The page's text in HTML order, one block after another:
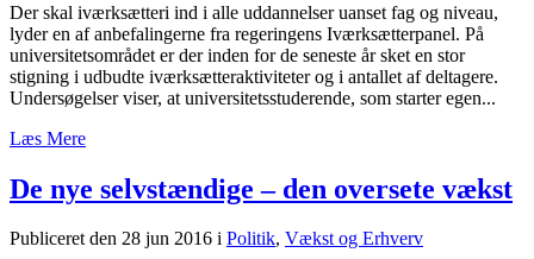
Der skal iværksætteri ind i alle uddannelser uanset fag og niveau,
lyder en af anbefalingerne fra regeringens Iværksætterpanel. På
universitetsområdet er der inden for de seneste år sket en stor
stigning i udbudte iværksætteraktiviteter og i antallet af deltagere.
Undersøgelser viser, at universitetsstuderende, som starter egen...
Læs Mere
De nye selvstændige – den oversete vækst
Publiceret den 28 jun 2016 i Politik, Vækst og Erhverv